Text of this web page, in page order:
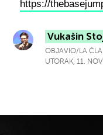
https://
Vukašin
OBJAVIO/LA
UTORAK, 11.